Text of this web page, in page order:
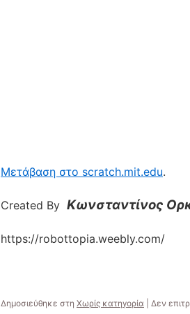
Μετάβαση στο scratch.mit.edu.
Created By Κωνσταντίνος
https://robottopia.weebly.com/
Δημοσιεύθηκε στη Χωρίς κατηγορία Δεν